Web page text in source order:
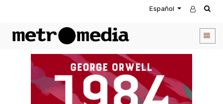
Español